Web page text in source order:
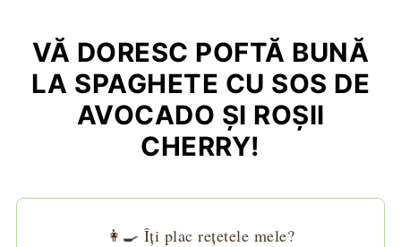
VĂ DORESC POFTĂ BUNĂ
LA SPAGHETE CU SOS DE
AVOCADO ŞI ROŞII
CHERRY!
👩‍🍳 Îți plac rețetele mele?